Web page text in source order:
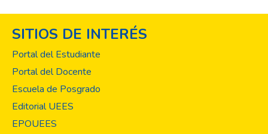
SITIOS DE INTERÉS
Portal del Estudiante
Portal del Docente
Escuela de Posgrado
Editorial UEES
EPOUEES